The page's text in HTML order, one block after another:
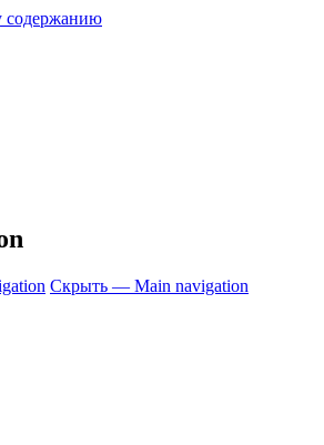
содержанию
Скрыть — Main navigation